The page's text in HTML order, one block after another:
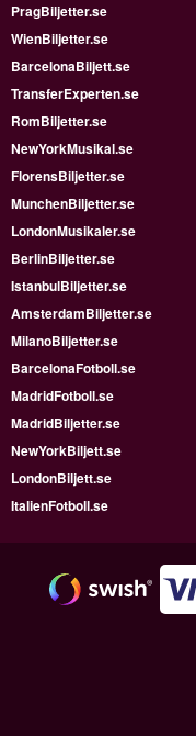
PragBiljetter.se
WienBiljetter.se
BarcelonaBiljett.se
TransferExperten.se
RomBiljetter.se
NewYorkMusikal.se
FlorensBiljetter.se
MunchenBiljetter.se
LondonMusikaler.se
BerlinBiljetter.se
IstanbulBiljetter.se
AmsterdamBiljetter.se
MilanoBiljetter.se
BarcelonaFotboll.se
MadridFotboll.se
MadridBiljetter.se
NewYorkBiljett.se
LondonBiljett.se
ItalienFotboll.se